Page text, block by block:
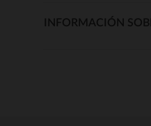
INFORMACIÓN